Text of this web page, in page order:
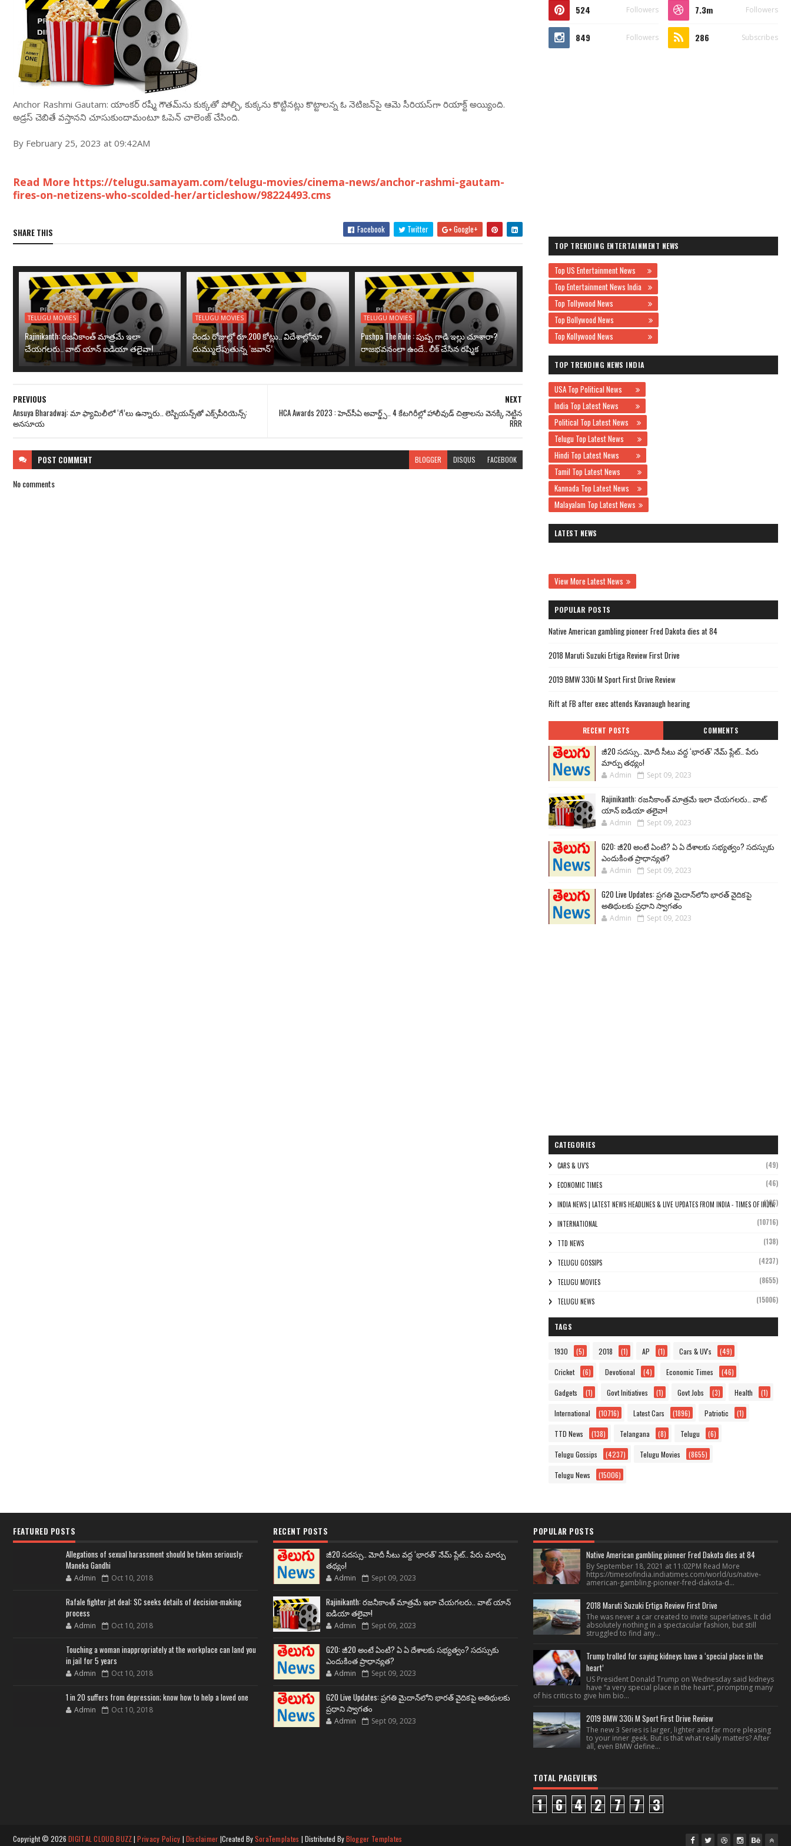
Anchor Rashmi Gautam: యాంక‌ర్ ర‌ష్మీ గౌత‌మ్‌ను కుక్కతో పోల్చి, కుక్క‌ను కొట్టిన‌ట్లు కొట్టాల‌న్న ఓ నెటిజ‌న్‌పై ఆమె సీరియ‌స్‌గా రియాక్ట్ అయ్యింది.
అడ్ర‌స్ చెబితే వ‌స్తాన‌ని చూసుకుందామంటూ ఓపెన్ చాలెంజ్ చేసింది.
By February 25, 2023 at 09:42AM
Read More https://telugu.samayam.com/telugu-movies/cinema-news/anchor-rashmi-gautam-
fires-on-netizens-who-scolded-her/articleshow/98224493.cms
SHARE THIS Facebook Twitter Google+
TELUGU MOVIES
Rajinikanth: రజనీకాంత్ మాత్రమే ఇలా
చేయగలరు.. వాట్ యాన్ ఐడియా తలైవా!
TELUGU MOVIES
రెండు రోజుల్లో రూ.200 కోట్లు.. విదేశాల్లోనూ
దుమ్ములేపుతున్న ‘జవాన్’
TELUGU MOVIES
Pushpa The Rule : పుష్ప గాడి ఇల్లు చూశారా?
రాజభవనంలా ఉందే.. లీక్ చేసిన రష్మిక
NEXT
HCA Awards 2023 : హెచ్‌సీఏ అవార్డ్స్.. 4 కేటగిరీల్లో హాలీవుడ్ చిత్రాలను వెనక్కి నెట్టిన
RRR
PREVIOUS
Ansuya Bharadwaj: మా ఫ్యామిలీలో ‘గే’లు ఉన్నారు.. లెస్బియన్స్‌తో ఎక్స్‌పీరియెన్స్‌:
అన‌సూయ
POST COMMENT BLOGGER DISQUS FACEBOOK
No comments
524 Followers 7.3m Followers
849 Followers 286 Subscribes
TOP TRENDING ENTERTAINMENT NEWS
Top US Entertainment News
Top Entertainment News India
Top Tollywood News
Top Bollywood News
Top Kollywood News
TOP TRENDING NEWS INDIA
USA Top Political News
India Top Latest News
Political Top Latest News
Telugu Top Latest News
Hindi Top Latest News
Tamil Top Latest News
Kannada Top Latest News
Malayalam Top Latest News
LATEST NEWS
View More Latest News
POPULAR POSTS
Native American gambling pioneer Fred Dakota dies at 84
2018 Maruti Suzuki Ertiga Review First Drive
2019 BMW 330i M Sport First Drive Review
Rift at FB after exec attends Kavanaugh hearing
RECENT POSTS COMMENTS
జీ20 సదస్సు.. మోదీ సీటు వద్ద ‘భారత్’ నేమ్ ప్లేట్‌.. పేరు
మార్పు తథ్యం!
Admin Sept 09, 2023
Rajinikanth: రజనీకాంత్ మాత్రమే ఇలా చేయగలరు.. వాట్
యాన్ ఐడియా తలైవా!
Admin Sept 09, 2023
G20: జీ20 అంటే ఏంటి? ఏ ఏ దేశాలకు సభ్యత్వం? సదస్సుకు
ఎందుకింత ప్రాధాన్యత?
Admin Sept 09, 2023
G20 Live Updates: ప్రగతి మైదాన్‌లోని భారత్ వైదికపై
అతిథులకు ప్రధాని స్వాగతం
Admin Sept 09, 2023
CATEGORIES
CARS & UV'S (49)
ECONOMIC TIMES (46)
INDIA NEWS | LATEST NEWS HEADLINES & LIVE UPDATES FROM INDIA - TIMES OF INDIA
(106)
INTERNATIONAL (10716)
TTD NEWS (138)
TELUGU GOSSIPS (4237)
TELUGU MOVIES (8655)
TELUGU NEWS (15006)
TAGS
1930 (5) 2018 (1) AP (1) Cars & UV's (49)
Cricket (6) Devotional (4) Economic Times (46)
Gadgets (1) Govt Initiatives (1) Govt Jobs (3) Health (1)
International (10716) Latest Cars (1896) Patriotic (1)
TTD News (138) Telangana (8) Telugu (6)
Telugu Gossips (4237) Telugu Movies (8655)
Telugu News (15006)
FEATURED POSTS
Allegations of sexual harassment should be taken seriously:
Maneka Gandhi
Admin Oct 10, 2018
Rafale fighter jet deal: SC seeks details of decision-making
process
Admin Oct 10, 2018
Touching a woman inappropriately at the workplace can land you
in jail for 5 years
Admin Oct 10, 2018
1 in 20 suffers from depression; know how to help a loved one
Admin Oct 10, 2018
RECENT POSTS
జీ20 సదస్సు.. మోదీ సీటు వద్ద ‘భారత్’ నేమ్ ప్లేట్‌.. పేరు మార్పు
తథ్యం!
Admin Sept 09, 2023
Rajinikanth: రజనీకాంత్ మాత్రమే ఇలా చేయగలరు.. వాట్ యాన్
ఐడియా తలైవా!
Admin Sept 09, 2023
G20: జీ20 అంటే ఏంటి? ఏ ఏ దేశాలకు సభ్యత్వం? సదస్సుకు
ఎందుకింత ప్రాధాన్యత?
Admin Sept 09, 2023
G20 Live Updates: ప్రగతి మైదాన్‌లోని భారత్ వైదికపై అతిథులకు
ప్రధాని స్వాగతం
Admin Sept 09, 2023
POPULAR POSTS
Native American gambling pioneer Fred Dakota dies at 84
By September 18, 2021 at 11:02PM Read More
https://timesofindia.indiatimes.com/world/us/native-
american-gambling-pioneer-fred-dakota-d...
2018 Maruti Suzuki Ertiga Review First Drive
The was never a car created to invite superlatives. It did
absolutely nothing in a spectacular fashion, but still
struggled to find any...
Trump trolled for saying kidneys have a ‘special place in the
heart’
US President Donald Trump on Wednesday said kidneys
have “a very special place in the heart”, prompting many
of his critics to give him bio...
2019 BMW 330i M Sport First Drive Review
The new 3 Series is larger, lighter and far more pleasing
to your inner geek. But is that what really matters? After
all, even BMW define...
TOTAL PAGEVIEWS
1 6 4 2 7 7 3
Copyright © 2026 DIGITAL CLOUD BUZZ|Privacy Policy | Disclaimer |Created BySoraTemplates | Distributed ByBlogger Templates